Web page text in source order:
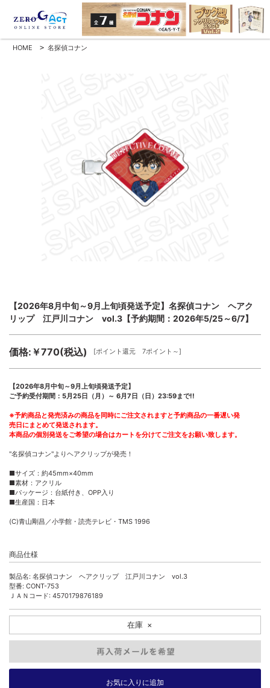
HOME > 名探偵コナン
【2026年8月中旬～9月上旬頃発送予定】名探偵コナン ヘアク
リップ 江戸川コナン vol.3【予約期間：2026年5/25～6/7】
価格:￥770(税込) [ポイント還元 7ポイント～]
【2026年8月中旬～9月上旬頃発送予定】
ご予約受付期間：5月25日（月）～ 6月7日（日）23:59まで!!
※予約商品と発売済みの商品を同時にご注文されますと予約商品の一番遅い発
売日にまとめて発送されます。
本商品の個別発送をご希望の場合はカートを分けてご注文をお願い致します。
"名探偵コナン"よりヘアクリップが発売！
■サイズ：約45mm×40mm
■素材：アクリル
■パッケージ：台紙付き、OPP入り
■生産国：日本
(C)青山剛昌／小学館・読売テレビ・TMS 1996
商品仕様
製品名: 名探偵コナン ヘアクリップ 江戸川コナン vol.3
型番: CONT-753
ＪＡＮコード: 4570179876189
在庫 ×